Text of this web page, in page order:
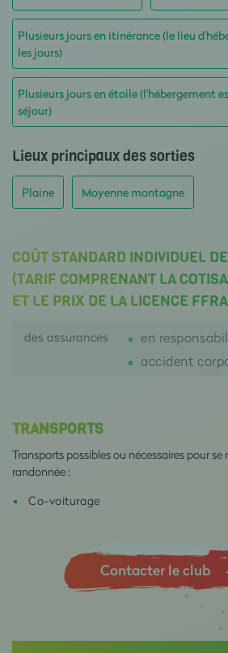
Plusieurs jours en itinérance (le lieu
les jours)
Plusieurs jours en étoile (l'hébergement
séjour)
Lieux principaux des sorties
Plaine Moyenne montagne
COÛT STANDARD INDIVIDUEL
(TARIF COMPRENANT LA
ET LE PRIX DE LA LICENCE
des assurances
en
accident
TRANSPORTS
Transports possibles ou nécessaires pour
randonnée :
Co-voiturage
Contacter le club